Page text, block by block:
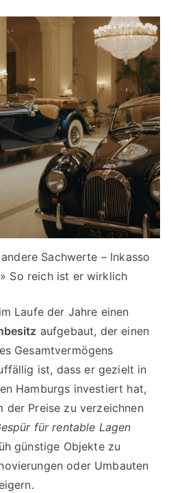
Sachwerte – Inkasso
So reich ist er wirklich
Laufe der Jahre einen
aufgebaut, der einen
Gesamtvermögens
ist, dass er gezielt in
Hamburgs investiert hat,
der Preise zu verzeichnen
für rentable Lagen
günstige Objekte zu
oder Umbauten